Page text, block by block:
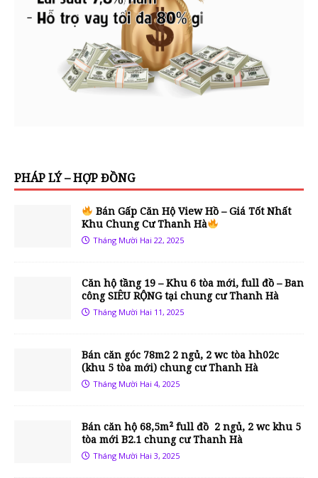
PHÁP LÝ – HỢP ĐỒNG
Bán Gấp Căn Hộ View Hồ – Giá Tốt Nhất
Khu Chung Cư Thanh Hà
Tháng Mười Hai 22, 2025
Căn hộ tầng 19 – Khu 6 tòa mới, full đồ – Ban
công SIÊU RỘNG tại chung cư Thanh Hà
Tháng Mười Hai 11, 2025
Bán căn góc 78m2 2 ngủ, 2 wc tòa hh02c
(khu 5 tòa mới) chung cư Thanh Hà
Tháng Mười Hai 4, 2025
Bán căn hộ 68,5m² full đồ 2 ngủ, 2 wc khu 5
tòa mới B2.1 chung cư Thanh Hà
Tháng Mười Hai 3, 2025